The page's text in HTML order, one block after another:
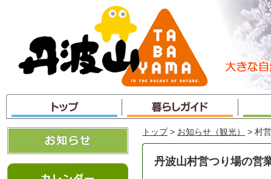
ャ
ン
プ
トップ > お知らせ（観光） > 村
丹波山村営つり場の営